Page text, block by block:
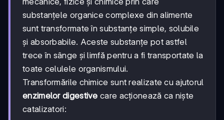
substanțele organice complexe din alimente
sunt transformate în substanțe simple, solubile
și absorbabile. Aceste substanțe pot astfel
trece în sânge și limfă pentru a fi transportate la
toate celulele organismului.
Transformările chimice sunt realizate cu ajutorul
enzimelor digestive care acționează ca niște
catalizatori: